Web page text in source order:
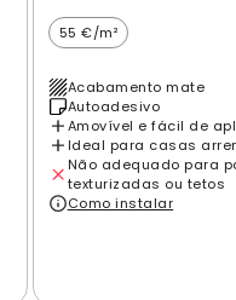
55 €/m²
Acabamento mate
Autoadesivo
Amovível e fácil de
Ideal para casas
Não adequado para
texturizadas ou tetos
Como instalar